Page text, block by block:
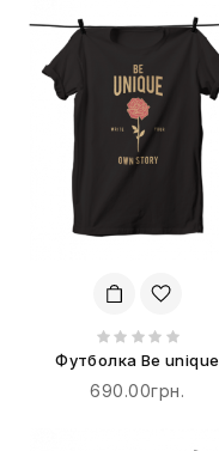
Футболка Be unique
690.00грн.